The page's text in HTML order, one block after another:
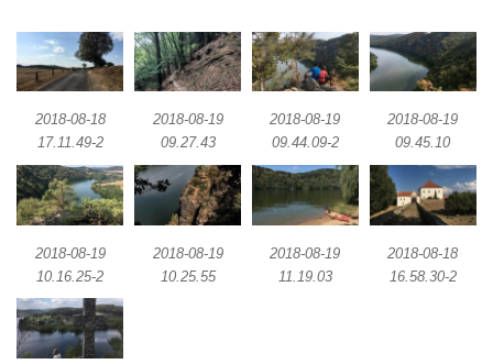
2018-08-18
17.11.49-2
2018-08-19
09.27.43
2018-08-19
09.44.09-2
2018-08-19
09.45.10
2018-08-19
10.16.25-2
2018-08-19
10.25.55
2018-08-19
11.19.03
2018-08-18
16.58.30-2